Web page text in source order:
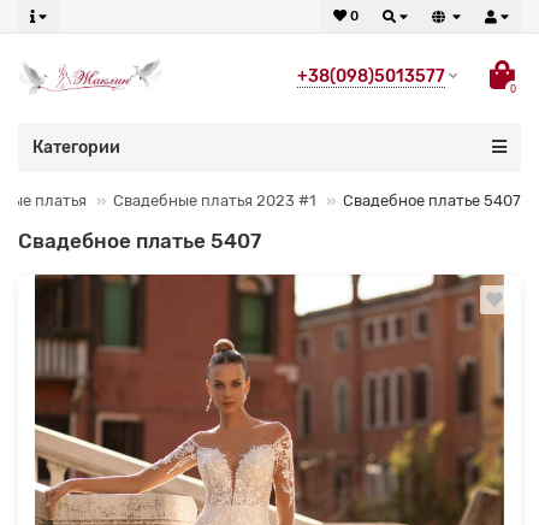
0
+38(098)5013577
0
Категории
платья Свадебные платья 2023 #1 Свадебное платье 5407
Свадебное платье 5407